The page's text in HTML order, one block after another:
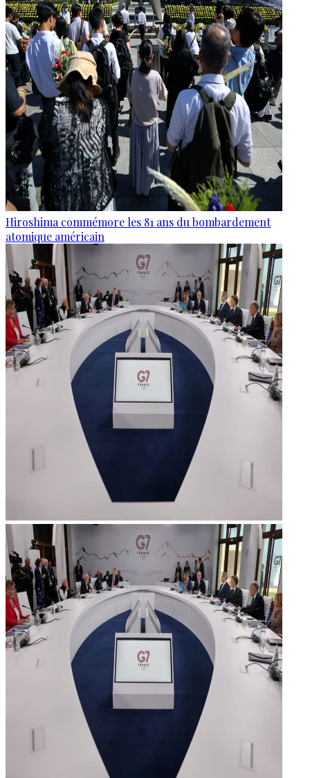
Hiroshima commémore les 81 ans du bombardement
atomique américain